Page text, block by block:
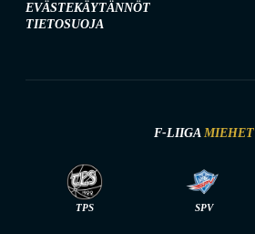
EVÄSTEKÄYTÄNNÖT
TIETOSUOJA
F-LIIGA MIEHET
TPS SPV